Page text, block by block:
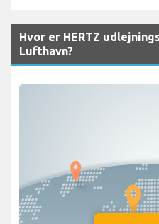
Hvor er HERTZ
Lufthavn?